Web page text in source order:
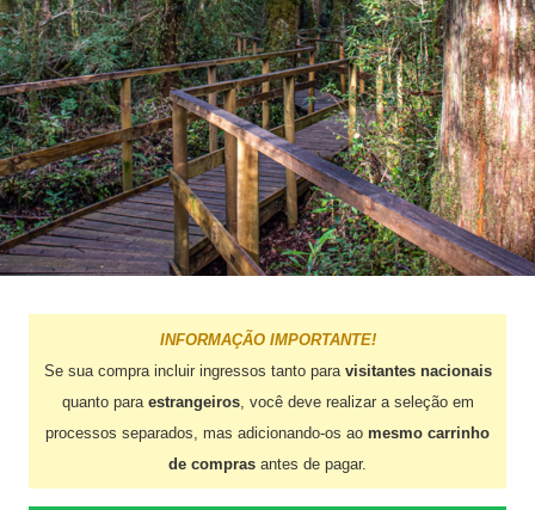
INFORMAÇÃO IMPORTANTE!
Se sua compra incluir ingressos tanto para visitantes nacionais
quanto para estrangeiros, você deve realizar a seleção em
processos separados, mas adicionando-os ao mesmo carrinho
de compras antes de pagar.